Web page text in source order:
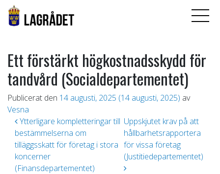
Ett förstärkt högkostnadsskydd för
tandvård (Socialdepartementet)
Publicerat den 14 augusti, 2025 (14 augusti, 2025) av
Vesna
Inläggsnavigering
Ytterligare kompletteringar till
bestämmelserna om
tilläggsskatt för företag i stora
koncerner
(Finansdepartementet)
Uppskjutet krav på att
hållbarhetsrapportera
för vissa företag
(Justitiedepartementet)